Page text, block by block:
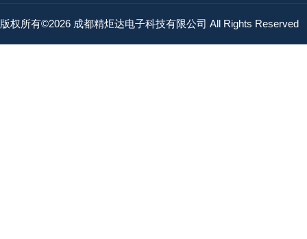
版权所有©2026 成都精炬达电子科技有限公司 All Rights Reserved